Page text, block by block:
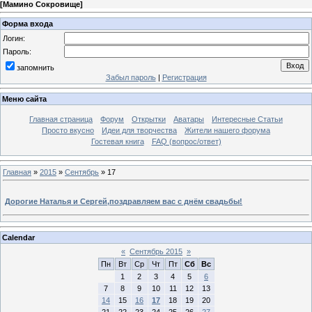
[Мамино Сокровище]
Форма входа
Логин:
Пароль:
запомнить
Забыл пароль| Регистрация
Меню сайта
Главная страница Форум Открытки Аватары
Интересные Статьи
Просто вкусно
Идеи для творчества
Жители нашего форума
Гостевая книга
FAQ (вопрос/ответ)
Главная » 2015 » Сентябрь » 17
Дорогие Наталья и Сергей,поздравляем вас с днём свадьбы!
Calendar
« Сентябрь 2015 »
Пн
Вт Ср Чт Пт Сб
Вс
1
2 3 4 5
6
7
8 9 10 11 12
13
14
15 16 17 18 19
20